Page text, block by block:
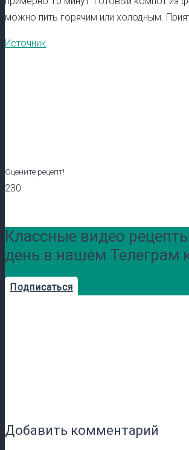
можно пить горячим или холодным.
Источник
Оцените рецепт!
230
Классные видео
день в нашем Телеграм
Подписаться
Добавить комментарий